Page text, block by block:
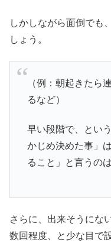
しかしながら面倒でも
しょう。
（例：朝起きたら
るなど）
早い段階で、とい
かじめ決めた事」
ること」と言うの
さらに、出来そうにな
数回程度、と少な目で